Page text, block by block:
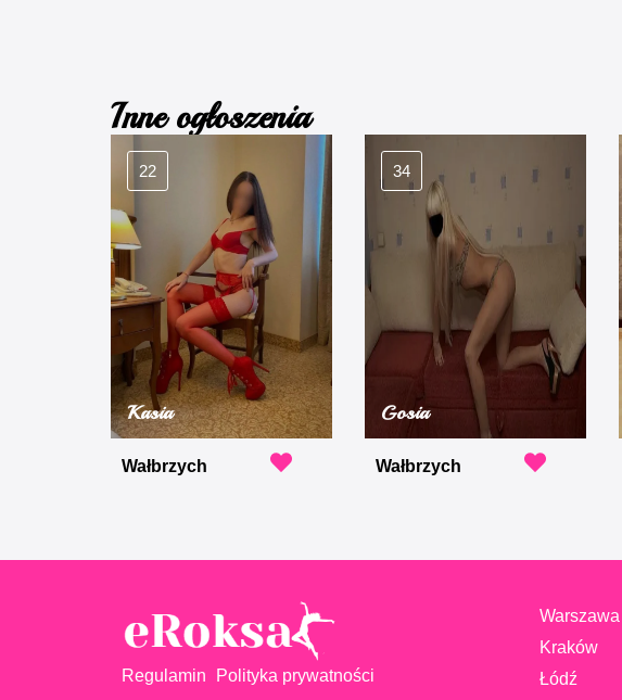
Inne ogłoszenia
22
Kasia
Wałbrzych
34
Gosia
Wałbrzych
Regulamin Polityka prywatności
Warszawa
Kraków
Łódź